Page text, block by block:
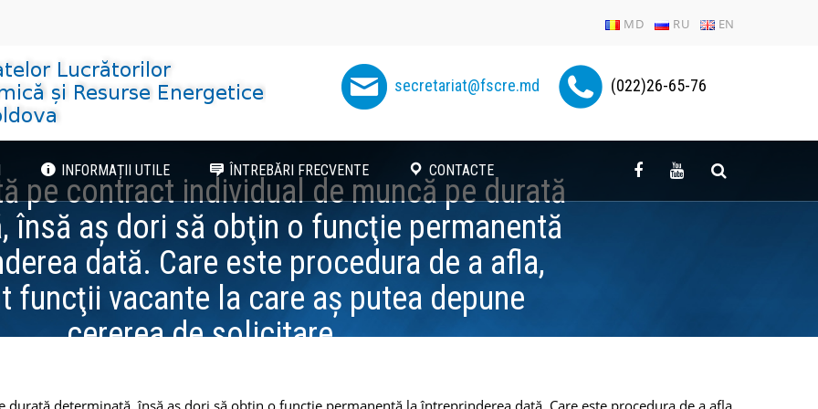
MD RU EN
secretariat@fscre.md (022)26-65-76
INFORMAȚII UTILE ÎNTREBĂRI FRECVENTE CONTACTE
pe contract individual de muncă pe durată
însă aş dori să obţin o funcţie permanentă
dată. Care este procedura de a afla,
funcţii vacante la care aş putea depune
cererea de solicitare.
determinată, însă aş dori să obţin o funcţie permanentă la întreprinderea dată. Care este procedura de a afla,